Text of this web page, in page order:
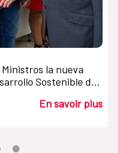
la nueva
Sostenible de
En savoir plus